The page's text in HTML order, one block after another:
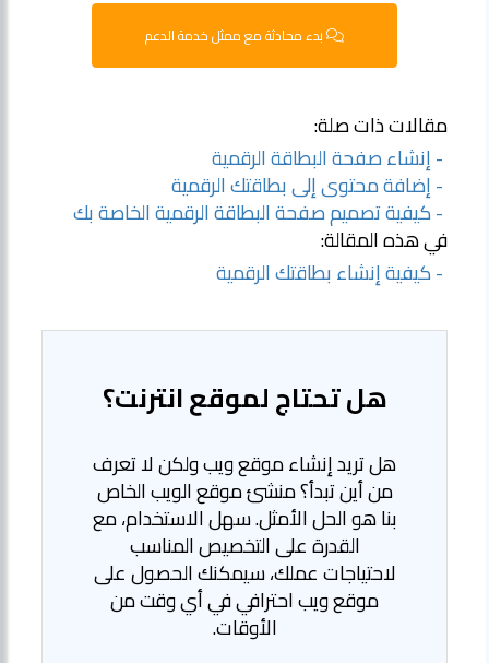
بدء محادثة مع ممثل خدمة الدعم
مقالات ذات صلة:
- إنشاء صفحة البطاقة الرقمية
- إضافة محتوى إلى بطاقتك الرقمية
- كيفية تصميم صفحة البطاقة الرقمية الخاصة بك
في هذه المقالة:
- كيفية إنشاء بطاقتك الرقمية
هل تحتاج لموقع انترنت؟
هل تريد إنشاء موقع ويب ولكن لا تعرف
من أين تبدأ؟ منشئ موقع الويب الخاص
بنا هو الحل الأمثل. سهل الاستخدام، مع
القدرة على التخصيص المناسب
لاحتياجات عملك، سيمكنك الحصول على
موقع ويب احترافي في أي وقت من
الأوقات.